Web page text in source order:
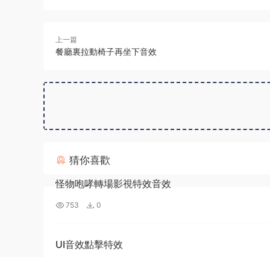
上一篇
餐廳裏拉動椅子再坐下音效
猜你喜歡
怪物咆哮轉場影視特效音效
753 0
UI音效點擊特效